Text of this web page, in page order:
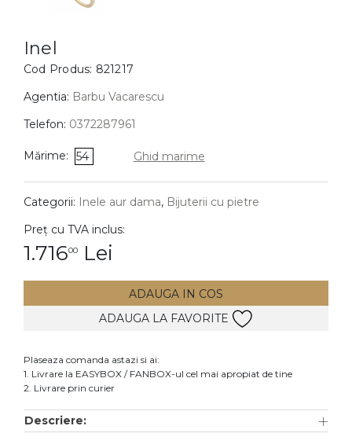
Cercei
Bratari
Coliere
Lanturi
Pandantive
DIAMANTE Vezi toate
Cercei
Accesorii
Inel
Cod Produs: 821217
Agentia: Barbu Vacarescu
Telefon: 0372287961
Mărime: 54 Ghid marime
Categorii: Inele aur dama, Bijuterii cu pietre
Preț cu TVA inclus:
1.71600 Lei
ADAUGA IN COS
ADAUGA LA FAVORITE
Plaseaza comanda astazi si ai:
1. Livrare la EASYBOX / FANBOX-ul cel mai apropiat de tine
2. Livrare prin curier
Descriere: